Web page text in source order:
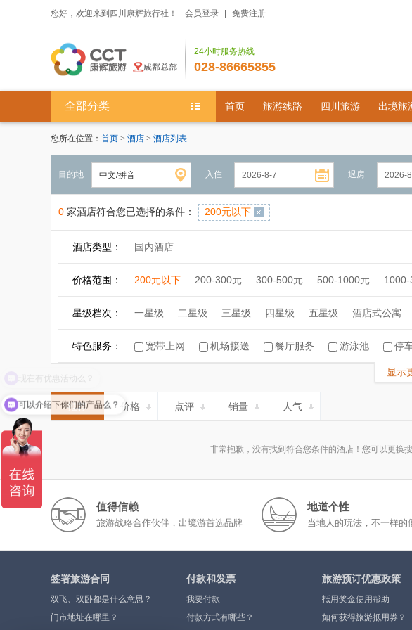
您好，欢迎来到四川康辉旅行社！ 会员登录 免费注册
24小时服务热线
028-86665855
全部分类 首页 旅游线路 四川旅游 出境旅
您所在位置： 首页 > 酒店 > 酒店列表
目的地 入住 退房
0 家酒店符合您已选择的条件： 200元以下
酒店类型： 国内酒店
价格范围： 200元以下 200-300元 300-500元 500-1000元
星级档次： 一星级 二星级 三星级 四星级 五星级 酒店式公寓
特色服务： 宽带上网 机场接送 餐厅服务 游泳池 停
显示
推荐 价格 点评 销量 人气
非常抱歉，没有找到符合您条件的酒店！您可以更换
值得信赖
旅游战略合作伙伴，出境游首选品牌
地道个性
当地人的玩法，不一样的
签署旅游合同
双飞、双卧都是什么意思？
门市地址在哪里？
付款和发票
我要付款
付款方式有哪些？
旅游预订优惠政策
抵用奖金使用帮助
如何获得旅游抵用券？
可以介绍下你们的产品么？
现在有优惠活动么？